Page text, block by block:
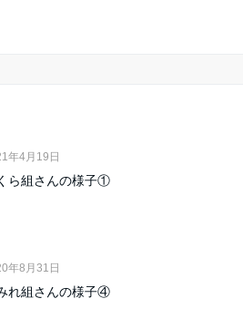
年4月19日
ら組さんの様子①
年8月31日
れ組さんの様子④